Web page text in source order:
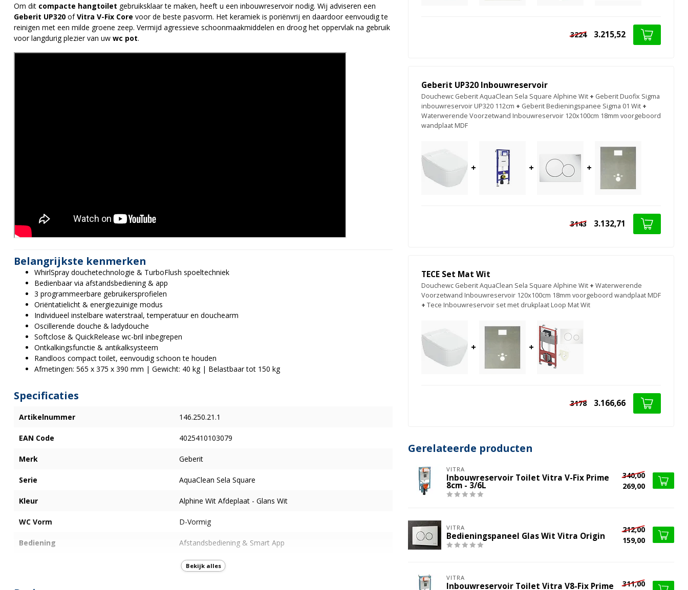
Om dit compacte hangtoilet gebruiksklaar te maken, heeft u een inbouwreservoir nodig. Wij adviseren een
Geberit UP320 ofVitra V-Fix Core voor de beste pasvorm. Het keramiek is poriënvrij en daardoor eenvoudig te
reinigen met een milde groene zeep. Vermijd agressieve schoonmaakmiddelen en droog het oppervlak na gebruik
voor langdurig plezier van uw wc pot.
Belangrijkste kenmerken
WhirlSpray douchetechnologie & TurboFlush spoeltechniek
Bedienbaar via afstandsbediening & app
3 programmeerbare gebruikersprofielen
Oriëntatielicht & energiezuinige modus
Individueel instelbare waterstraal, temperatuur en douchearm
Oscillerende douche & ladydouche
Softclose & QuickRelease wc-bril inbegrepen
Ontkalkingsfunctie & antikalksysteem
Randloos compact toilet, eenvoudig schoon te houden
Afmetingen: 565 x 375 x 390 mm | Gewicht: 40 kg | Belastbaar tot 150 kg
Specificaties
Artikelnummer 146.250.21.1
EAN Code 4025410103079
Merk Geberit
Serie AquaClean Sela Square
Kleur Alphine Wit Afdeplaat - Glans Wit
WC Vorm D-Vormig
Bediening Afstandsbediening & Smart App
Verborgen bevestiging
Bekijk alles
3224 3.215,52
Geberit UP320 Inbouwreservoir
Douchewc Geberit AquaClean Sela Square Alphine Wit + Geberit Duofix Sigma
inbouwreservoir UP320 112cm + Geberit Bedieningspanee Sigma 01 Wit +
Waterwerende Voorzetwand Inbouwreservoir 120x100cm 18mm voorgeboord
wandplaat MDF
+ + +
3143 3.132,71
TECE Set Mat Wit
Douchewc Geberit AquaClean Sela Square Alphine Wit + Waterwerende
Voorzetwand Inbouwreservoir 120x100cm 18mm voorgeboord wandplaat MDF
+ Tece Inbouwreservoir set met drukplaat Loop Mat Wit
+ +
3178 3.166,66
Gerelateerde producten
VITRA
Inbouwreservoir Toilet Vitra V-Fix Prime
8cm - 3/6L
340,00
269,00
VITRA
Bedieningspaneel Glas Wit Vitra Origin
212,00
159,00
VITRA
Inbouwreservoir Toilet Vitra V8-Fix Prime
311,00